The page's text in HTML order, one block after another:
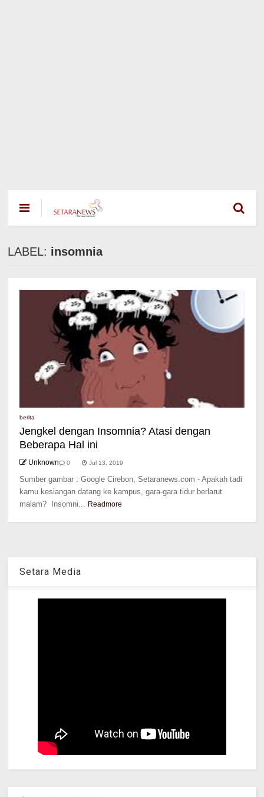
LABEL: insomnia
berita
Jengkel dengan Insomnia? Atasi dengan
Beberapa Hal ini
Unknown 0 Jul 13, 2019
Sumber gambar : Google Cirebon, Setaranews.com - Apakah tadi
kamu kesiangan datang ke kampus, gara-gara tidur berlarut
malam? Insomni... Readmore
Setara Media